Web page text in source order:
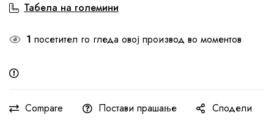
Табела на големини
1 посетител го гледа овој производ во моментов
Compare Постави прашање Сподели